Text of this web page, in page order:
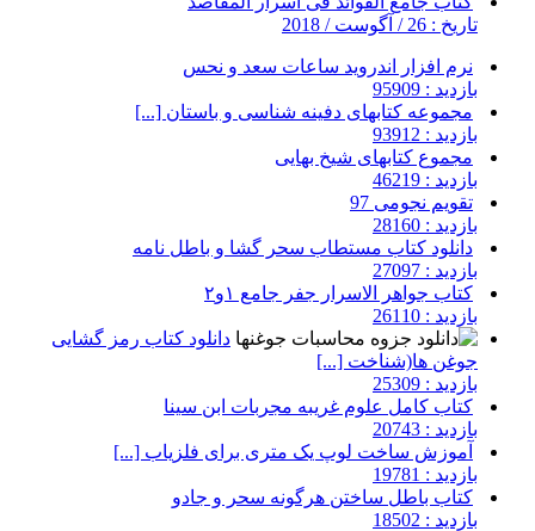
تاریخ : 26 / آگوست / 2018
نرم افزار اندروید ساعات سعد و نحس
بازدید : 95909
مجموعه کتابهای دفینه شناسی و باستان [...]
بازدید : 93912
مجموع کتابهای شیخ بهایی
بازدید : 46219
تقویم نجومی 97
بازدید : 28160
دانلود کتاب مستطاب سحر گشا و باطل نامه
بازدید : 27097
کتاب جواهر الاسرار جفر جامع ۱و۲
بازدید : 26110
دانلود کتاب رمز گشایی
جوغن ها(شناخت [...]
بازدید : 25309
کتاب کامل علوم غریبه مجربات ابن سینا
بازدید : 20743
آموزش ساخت لوپ یک متری برای فلزیاب [...]
بازدید : 19781
کتاب باطل ساختن هرگونه سحر و جادو
بازدید : 18502